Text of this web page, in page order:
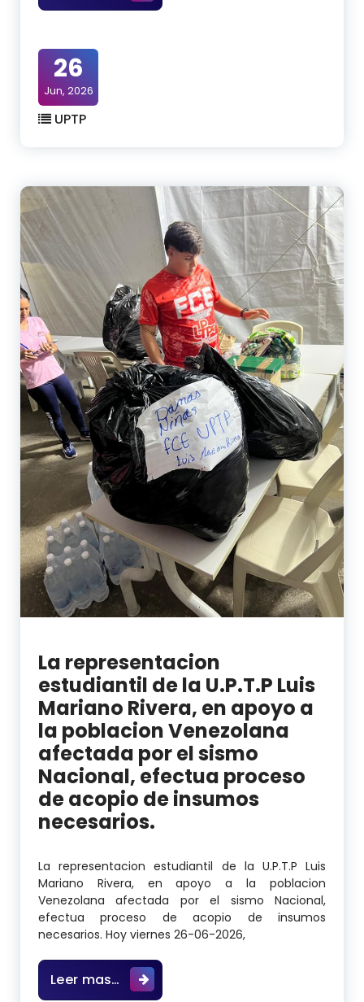
26
Jun, 2026
UPTP
La representacion
estudiantil de la U.P.T.P Luis
Mariano Rivera, en apoyo a
la poblacion Venezolana
afectada por el sismo
Nacional, efectua proceso
de acopio de insumos
necesarios.
La representacion estudiantil de la U.P.T.P Luis
Mariano Rivera, en apoyo a la poblacion
Venezolana afectada por el sismo Nacional,
efectua proceso de acopio de insumos
necesarios. Hoy viernes 26-06-2026,
Leer mas… La representacion estudiantil de